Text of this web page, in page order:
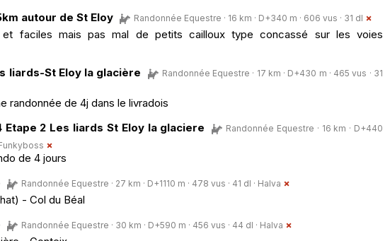
autour de St Eloy
Randonnée Equestre · 16 km · D+340 m · 606 vus · 31 dl
et faciles mais pas mal de petits cailloux type concassé sur les voies
liards-St Eloy la glacière
Randonnée Equestre · 17 km · D+430 m · 465 vus · 31
randonnée de 4j dans le livradois
Etape 2 Les liards St Eloy la glaciere
Randonnée Equestre · 16 km · D+440
de 4 jours
Randonnée Equestre · 27 km · D+1110 m · 478 vus · 41 dl · Halva
- Col du Béal
Randonnée Equestre · 30 km · D+590 m · 456 vus · 44 dl · Halva